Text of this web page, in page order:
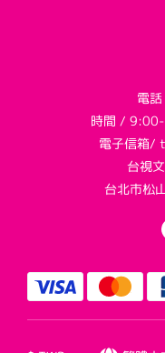
電
時間 / 9:00-
電子信箱/
台視
台北市松